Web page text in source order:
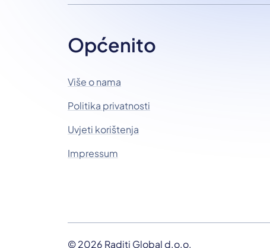
Općenito
Više o nama
Politika privatnosti
Uvjeti korištenja
Impressum
© 2026 Raditi Global d.o.o.